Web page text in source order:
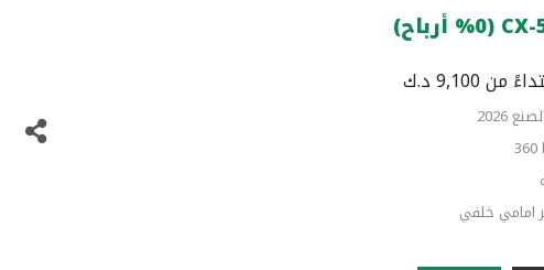
من 9,100 د.ك
2026
امامي خلفي